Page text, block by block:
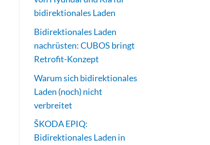
bidirektionales Laden
Bidirektionales Laden
nachrüsten: CUBOS bringt
Retrofit-Konzept
Warum sich bidirektionales
Laden (noch) nicht
verbreitet
ŠKODA EPIQ:
Bidirektionales Laden in